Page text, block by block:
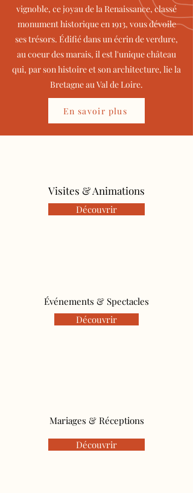
vignoble, ce joyau de la Renaissance, classé
monument historique en 1913, vous dévoile
ses trésors. Édifié dans un écrin de verdure,
au coeur des marais, il est l'unique château
qui, par son histoire et son architecture, lie la
Bretagne au Val de Loire.
En savoir plus
Visites & Animations
Découvrir
Événements & Spectacles
Découvrir
Mariages & Réceptions
Découvrir